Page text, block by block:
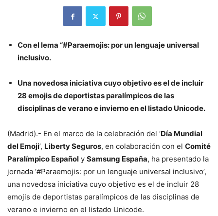
Con el lema “#Paraemojis: por un lenguaje universal
inclusivo.
Una novedosa iniciativa cuyo objetivo es el de incluir
28 emojis de deportistas paralímpicos de las
disciplinas de verano e invierno en el listado Unicode.
(Madrid).- En el marco de la celebración del ‘Día Mundial
del Emoji’, Liberty Seguros, en colaboración con el Comité
Paralímpico Español y Samsung España, ha presentado la
jornada ‘#Paraemojis: por un lenguaje universal inclusivo’,
una novedosa iniciativa cuyo objetivo es el de incluir 28
emojis de deportistas paralímpicos de las disciplinas de
verano e invierno en el listado Unicode.